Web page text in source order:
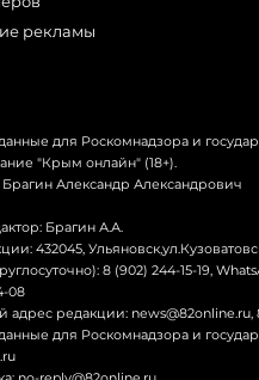
рекламы
для Роскомнадзора и
"Крым онлайн" (18+).
Александр Александрович
Брагин А.А.
432045,
8 (902) 244-15-19,
08
адрес редакции: news@82online.ru
для Роскомнадзора и